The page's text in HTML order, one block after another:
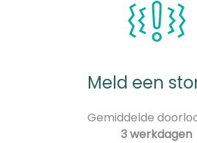
Meld een
Gemiddelde
3 werkdagen